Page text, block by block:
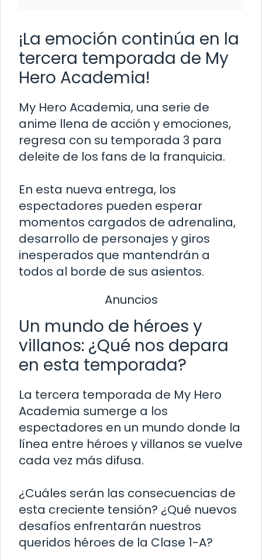
¡La emoción continúa en la
tercera temporada de My
Hero Academia!
My Hero Academia, una serie de
anime llena de acción y emociones,
regresa con su temporada 3 para
deleite de los fans de la franquicia.
En esta nueva entrega, los
espectadores pueden esperar
momentos cargados de adrenalina,
desarrollo de personajes y giros
inesperados que mantendrán a
todos al borde de sus asientos.
Anuncios
Un mundo de héroes y
villanos: ¿Qué nos depara
en esta temporada?
La tercera temporada de My Hero
Academia sumerge a los
espectadores en un mundo donde la
línea entre héroes y villanos se vuelve
cada vez más difusa.
¿Cuáles serán las consecuencias de
esta creciente tensión? ¿Qué nuevos
desafíos enfrentarán nuestros
queridos héroes de la Clase 1-A?